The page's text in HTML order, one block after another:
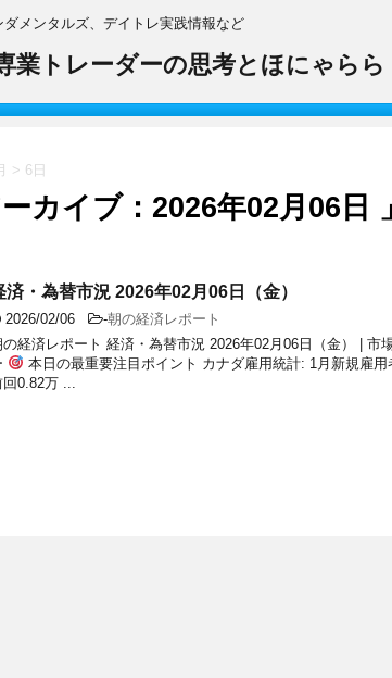
メンタルズ、デイトレ実践情報など
業トレーダーの思考とほにゃらら
> 6日
ーカイブ：2026年02月06日
済・為替市況 2026年02月06日（金）
2026/02/06 -朝の経済レポート
の経済レポート 経済・為替市況 2026年02月06日（金） | 市
本日の最重要注目ポイント カナダ雇用統計: 1月新規雇
回0.82万 ...